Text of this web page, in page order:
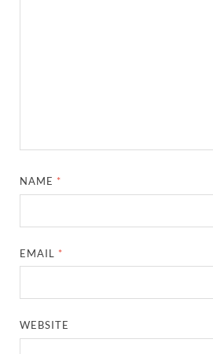
NAME *
EMAIL *
WEBSITE